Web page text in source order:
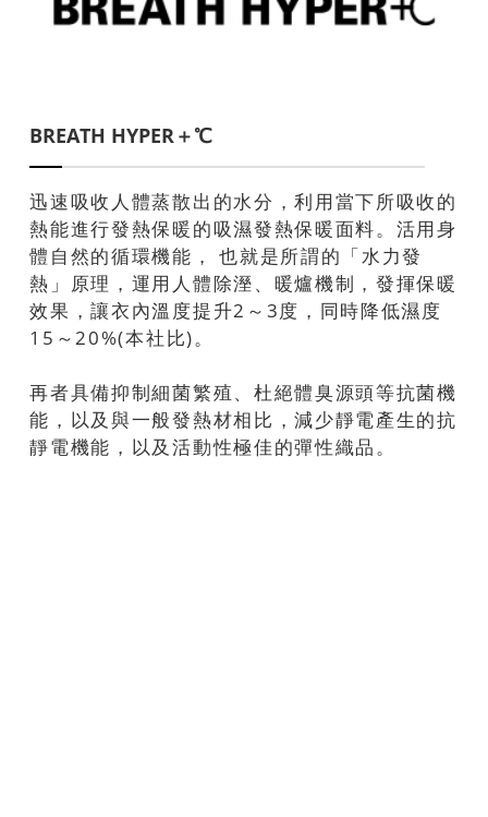
BREATH HYPER＋℃
迅速吸收人體蒸散出的水分，利用當下所吸收的
熱能進行發熱保暖的吸濕發熱保暖面料。活用身
體自然的循環機能， 也就是所謂的「水力發
熱」原理，運用人體除溼、暖爐機制，發揮保暖
效果，讓衣內溫度提升2～3度，同時降低濕度
15～20%(本社比)。
再者具備抑制細菌繁殖、杜絕體臭源頭等抗菌機
能，以及與一般發熱材相比，減少靜電產生的抗
靜電機能，以及活動性極佳的彈性織品。